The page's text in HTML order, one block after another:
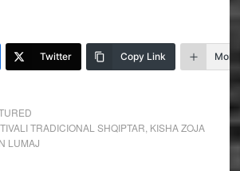
Twitter Copy Link More
TRADICIONAL SHQIPTAR KISHA ZOJA
LUMAJ